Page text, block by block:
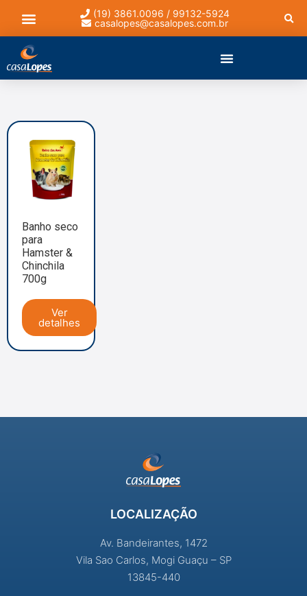
(19) 3861.0096 / 99132-5924
casalopes@casalopes.com.br
Banho seco
para
Hamster &
Chinchila
700g
Ver
detalhes
LOCALIZAÇÃO
Av. Bandeirantes, 1472
Vila Sao Carlos, Mogi Guaçu – SP
13845-440